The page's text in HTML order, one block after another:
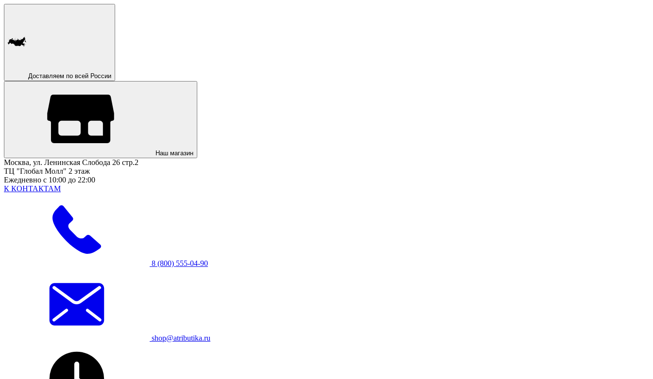
Доставляем по всей России
Наш магазин
Москва, ул. Ленинская Слобода 26 стр.2
ТЦ "Глобал Молл" 2 этаж
Ежедневно с 10:00 до 22:00
К КОНТАКТАМ
8 (800) 555-04-90
shop@atributika.ru